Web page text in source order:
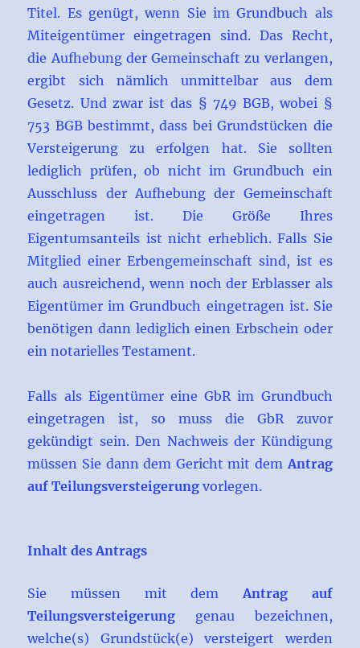
Titel. Es genügt, wenn Sie im Grundbuch als
Miteigentümer eingetragen sind. Das Recht,
die Aufhebung der Gemeinschaft zu verlangen,
ergibt sich nämlich unmittelbar aus dem
Gesetz. Und zwar ist das § 749 BGB, wobei §
753 BGB bestimmt, dass bei Grundstücken die
Versteigerung zu erfolgen hat. Sie sollten
lediglich prüfen, ob nicht im Grundbuch ein
Ausschluss der Aufhebung der Gemeinschaft
eingetragen ist. Die Größe Ihres
Eigentumsanteils ist nicht erheblich. Falls Sie
Mitglied einer Erbengemeinschaft sind, ist es
auch ausreichend, wenn noch der Erblasser als
Eigentümer im Grundbuch eingetragen ist. Sie
benötigen dann lediglich einen Erbschein oder
ein notarielles Testament.
Falls als Eigentümer eine GbR im Grundbuch
eingetragen ist, so muss die GbR zuvor
gekündigt sein. Den Nachweis der Kündigung
müssen Sie dann dem Gericht mit demAntrag
auf Teilungsversteigerung vorlegen.
Inhalt des Antrags
Sie müssen mit demAntrag auf
Teilungsversteigerung genau bezeichnen,
welche(s) Grundstück(e) versteigert werden